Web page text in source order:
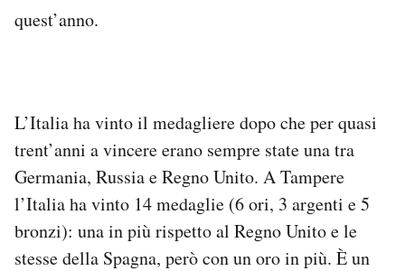
quest’anno.
L’Italia ha vinto il medagliere dopo che per quasi
trent’anni a vincere erano sempre state una tra
Germania, Russia e Regno Unito. A Tampere
l’Italia ha vinto 14 medaglie (6 ori, 3 argenti e 5
bronzi): una in più rispetto al Regno Unito e le
stesse della Spagna, però con un oro in più. È un